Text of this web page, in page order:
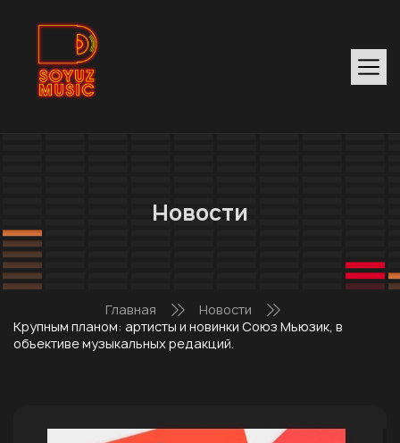
Новости
Главная
Новости
Крупным планом: артисты и новинки Союз Мьюзик, в
объективе музыкальных редакций.